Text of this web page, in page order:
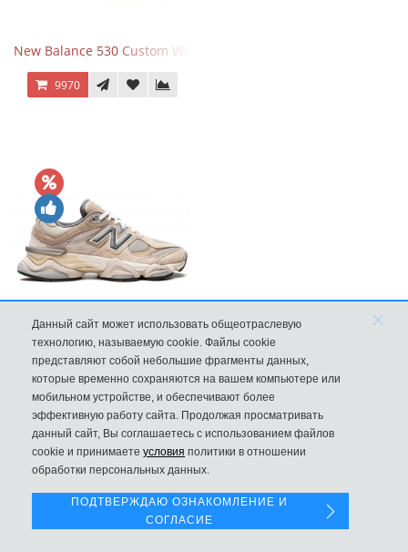
New Balance 530 Custom White Silver Navy
9970
Кроссовки New Balance 9060 Sea Salt Surf
Данный сайт может использовать общеотраслевую
технологию, называемую cookie. Файлы cookie
представляют собой небольшие фрагменты данных,
которые временно сохраняются на вашем компьютере или
мобильном устройстве, и обеспечивают более
эффективную работу сайта. Продолжая просматривать
данный сайт, Вы соглашаетесь с использованием файлов
cookie и принимаете условия политики в отношении
обработки персональных данных.
×
ПОДТВЕРЖДАЮ ОЗНАКОМЛЕНИЕ И
СОГЛАСИЕ